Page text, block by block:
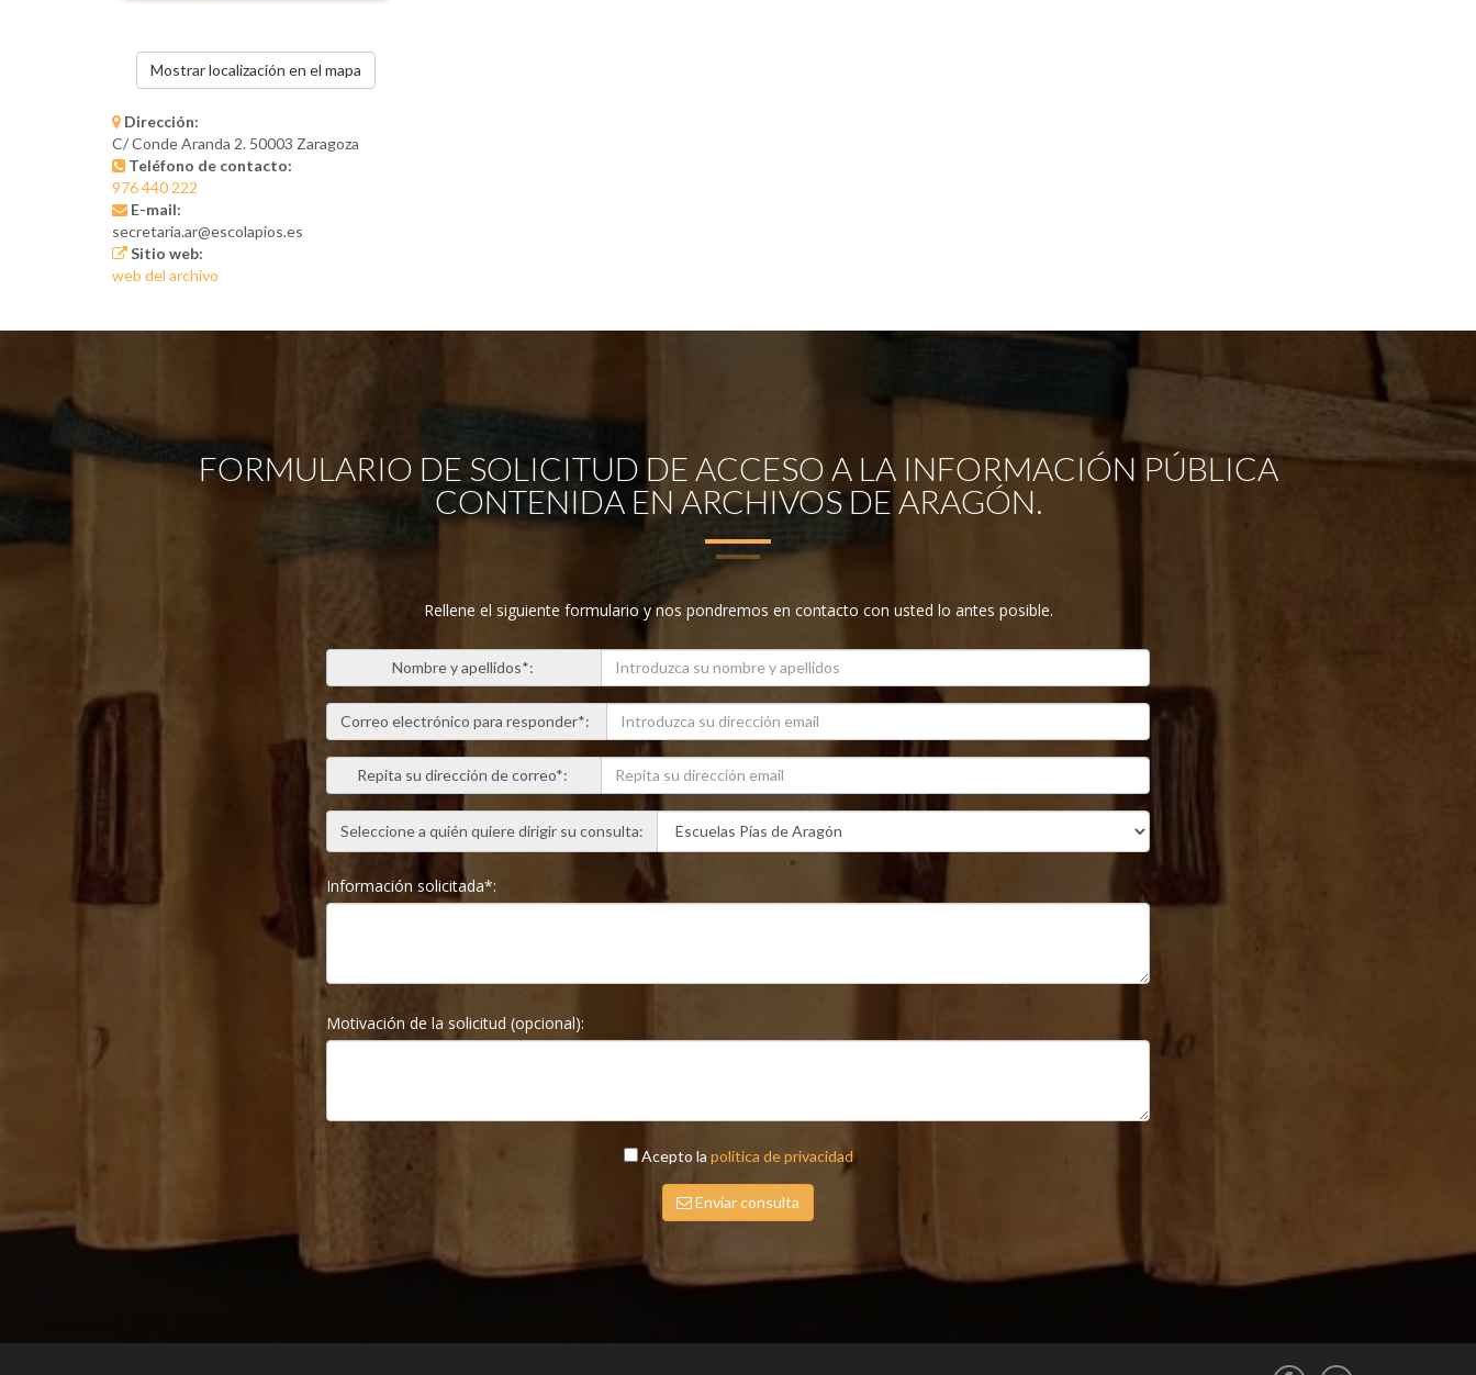
Mostrar localización en el mapa
Dirección:
C/ Conde Aranda 2. 50003 Zaragoza
Teléfono de contacto:
976 440 222
E-mail:
secretaria.ar@escolapios.es
Sitio web:
web del archivo
FORMULARIO DE SOLICITUD DE ACCESO A LA INFORMACIÓN PÚBLICA
CONTENIDA EN ARCHIVOS DE ARAGÓN.
Rellene el siguiente formulario y nos pondremos en contacto con usted lo antes posible.
Nombre y apellidos*:
Correo electrónico para responder*:
Repita su dirección de correo*:
Seleccione a quién quiere dirigir su consulta:
Información solicitada*:
Motivación de la solicitud (opcional):
Acepto la política de privacidad
Enviar consulta